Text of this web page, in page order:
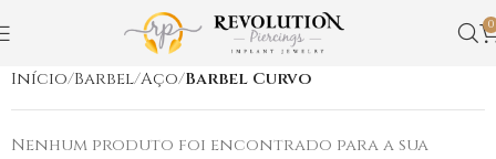
0
Início Barbel Aço Barbel Curvo
Nenhum produto foi encontrado para a sua